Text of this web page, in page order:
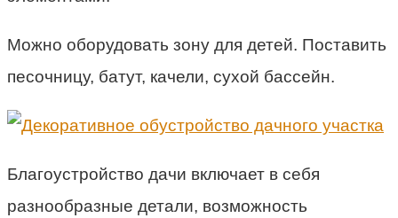
Можно оборудовать зону для детей. Поставить
песочницу, батут, качели, сухой бассейн.
Благоустройство дачи включает в себя
разнообразные детали, возможность